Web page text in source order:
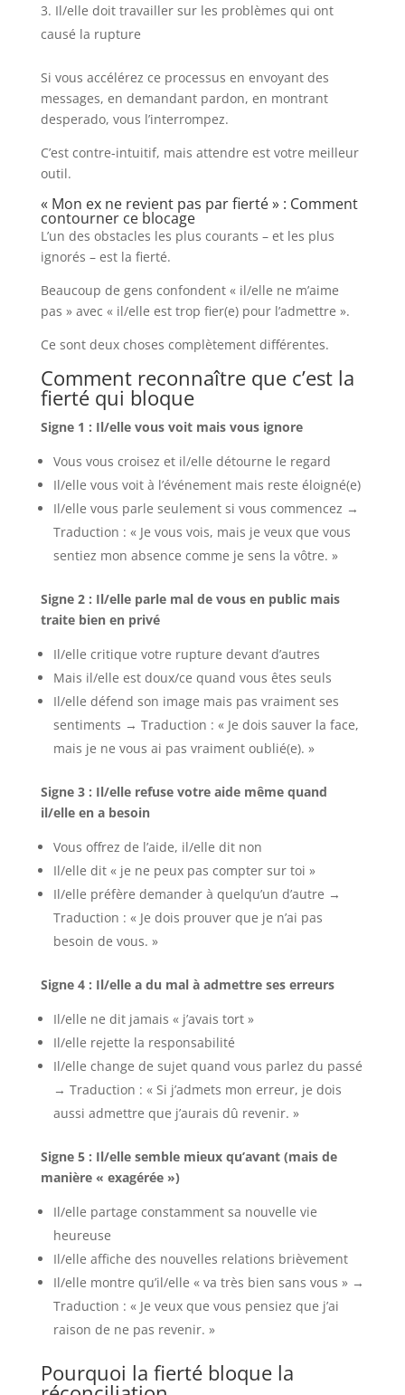
Il/elle doit travailler sur les problèmes qui ont
causé la rupture
Si vous accélérez ce processus en envoyant des
messages, en demandant pardon, en montrant
desperado, vous l’interrompez.
C’est contre-intuitif, mais attendre est votre meilleur
outil.
« Mon ex ne revient pas par fierté » : Comment
contourner ce blocage
L’un des obstacles les plus courants – et les plus
ignorés – est la fierté.
Beaucoup de gens confondent « il/elle ne m’aime
pas » avec « il/elle est trop fier(e) pour l’admettre ».
Ce sont deux choses complètement différentes.
Comment reconnaître que c’est la
fierté qui bloque
Signe 1 : Il/elle vous voit mais vous ignore
Vous vous croisez et il/elle détourne le regard
Il/elle vous voit à l’événement mais reste éloigné(e)
Il/elle vous parle seulement si vous commencez →
Traduction : « Je vous vois, mais je veux que vous
sentiez mon absence comme je sens la vôtre. »
Signe 2 : Il/elle parle mal de vous en public mais
traite bien en privé
Il/elle critique votre rupture devant d’autres
Mais il/elle est doux/ce quand vous êtes seuls
Il/elle défend son image mais pas vraiment ses
sentiments → Traduction : « Je dois sauver la face,
mais je ne vous ai pas vraiment oublié(e). »
Signe 3 : Il/elle refuse votre aide même quand
il/elle en a besoin
Vous offrez de l’aide, il/elle dit non
Il/elle dit « je ne peux pas compter sur toi »
Il/elle préfère demander à quelqu’un d’autre →
Traduction : « Je dois prouver que je n’ai pas
besoin de vous. »
Signe 4 : Il/elle a du mal à admettre ses erreurs
Il/elle ne dit jamais « j’avais tort »
Il/elle rejette la responsabilité
Il/elle change de sujet quand vous parlez du passé
→ Traduction : « Si j’admets mon erreur, je dois
aussi admettre que j’aurais dû revenir. »
Signe 5 : Il/elle semble mieux qu’avant (mais de
manière « exagérée »)
Il/elle partage constamment sa nouvelle vie
heureuse
Il/elle affiche des nouvelles relations brièvement
Il/elle montre qu’il/elle « va très bien sans vous » →
Traduction : « Je veux que vous pensiez que j’ai
raison de ne pas revenir. »
Pourquoi la fierté bloque la